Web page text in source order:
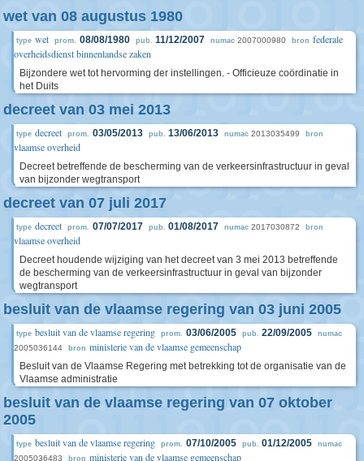
wet van 08 augustus 1980
type wet prom. 08/08/1980 pub. 11/12/2007 numac 2007000980 bron federale
overheidsdienst binnenlandse zaken
Bijzondere wet tot hervorming der instellingen. - Officieuze coördinatie in
het Duits
decreet van 03 mei 2013
type decreet prom. 03/05/2013 pub. 13/06/2013 numac 2013035499 bron
vlaamse overheid
Decreet betreffende de bescherming van de verkeersinfrastructuur in geval
van bijzonder wegtransport
decreet van 07 juli 2017
type decreet prom. 07/07/2017 pub. 01/08/2017 numac 2017030872 bron
vlaamse overheid
Decreet houdende wijziging van het decreet van 3 mei 2013 betreffende
de bescherming van de verkeersinfrastructuur in geval van bijzonder
wegtransport
besluit van de vlaamse regering van 03 juni 2005
type besluit van de vlaamse regering prom. 03/06/2005 pub. 22/09/2005 numac
2005036144 bron ministerie van de vlaamse gemeenschap
Besluit van de Vlaamse Regering met betrekking tot de organisatie van de
Vlaamse administratie
besluit van de vlaamse regering van 07 oktober
2005
type besluit van de vlaamse regering prom. 07/10/2005 pub. 01/12/2005 numac
2005036483 bron ministerie van de vlaamse gemeenschap